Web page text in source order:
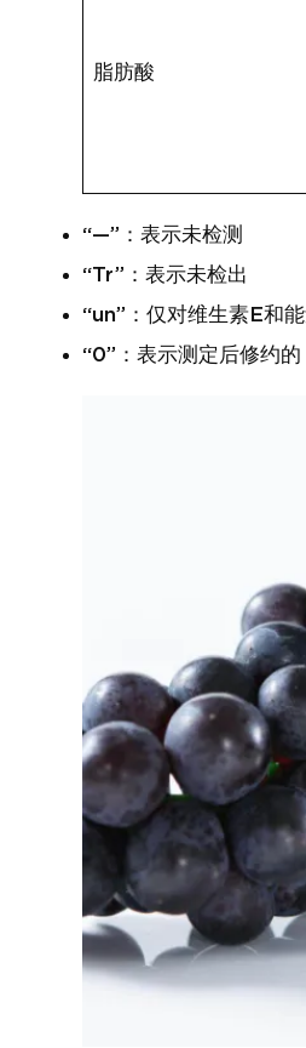
脂肪酸
“—”：表示未检测
“Tr”：表示未检出
“un”：仅对维生素E和
“0”：表示测定后修约